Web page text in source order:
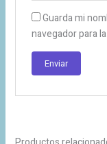
Guarda mi
navegador para